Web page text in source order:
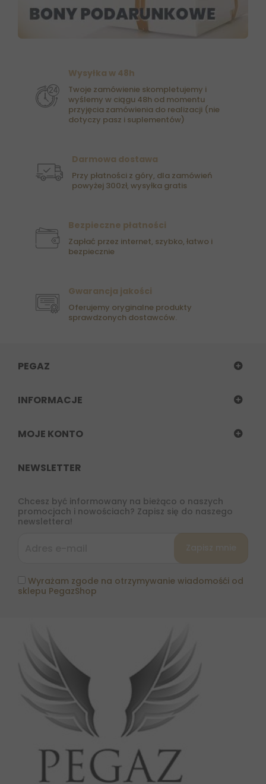
Wysyłka w 48h
Twoje zamówienie skompletujemy i
wyślemy w ciągu 48h od momentu
przyjęcia zamówienia do realizacji (nie
dotyczy pasz i suplementów)
Darmowa dostawa
Przy płatności z góry, dla zamówień
powyżej 300zł, wysyłka gratis
Bezpieczne płatności
Zapłać przez internet, szybko, łatwo i
bezpiecznie
Gwarancja jakości
Oferujemy oryginalne produkty
sprawdzonych dostawców.
PEGAZ
INFORMACJE
MOJE KONTO
NEWSLETTER
Chcesz być informowany na bieżąco o naszych
promocjach i nowościach? Zapisz się do naszego
newslettera!
Wyrażam zgode na otrzymywanie wiadomośći od
sklepu PegazShop